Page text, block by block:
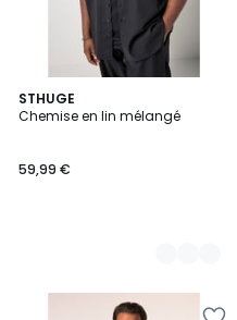
STHUGE
Chemise en lin mélangé
59,99 €
2
Couleurs